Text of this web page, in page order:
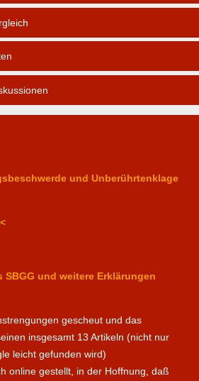
und Unberührtenklage
SBGG und weitere Erklärungen
gescheut und das
insgesamt 13 Artikeln (nicht nur
leicht gefunden wird)
online gestellt, in der Hoffnung, daß